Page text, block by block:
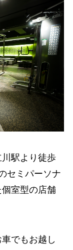
駅より徒歩
セミパーソナ
室型の店舗
でもお越し